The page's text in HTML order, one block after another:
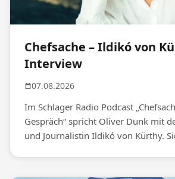
Chefsache – Ildikó von
Interview
07.08.2026
Im Schlager Radio Podcast
Gespräch“ spricht Oliver Dunk mit
und Journalistin Ildikó von Kürthy.